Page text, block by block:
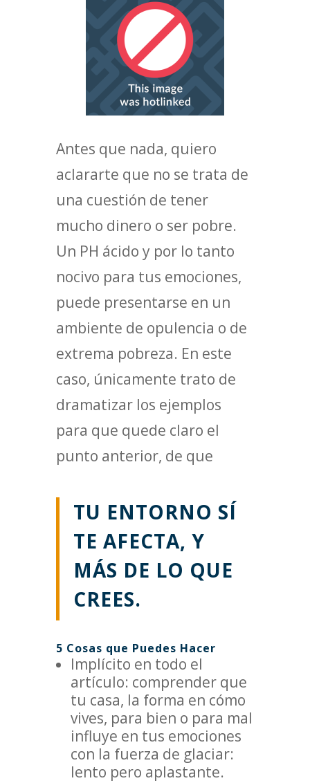
Antes que nada, quiero
aclararte que no se trata de
una cuestión de tener
mucho dinero o ser pobre.
Un PH ácido y por lo tanto
nocivo para tus emociones,
puede presentarse en un
ambiente de opulencia o de
extrema pobreza. En este
caso, únicamente trato de
dramatizar los ejemplos
para que quede claro el
punto anterior, de que
TU ENTORNO SÍ
TE AFECTA, Y
MÁS DE LO QUE
CREES.
5 Cosas que Puedes Hacer
Implícito en todo el
artículo: comprender que
tu casa, la forma en cómo
vives, para bien o para mal
influye en tus emociones
con la fuerza de glaciar:
lento pero aplastante.